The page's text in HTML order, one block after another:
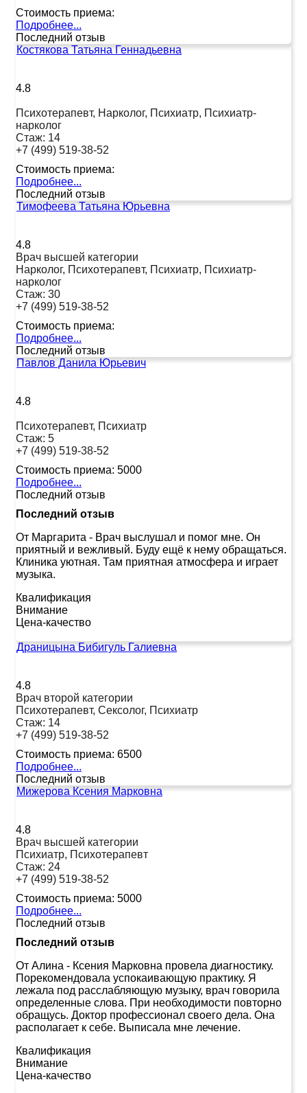
Стоимость приема:
Подробнее...
Последний отзыв
Костякова Татьяна Геннадьевна
4.8
Психотерапевт, Нарколог, Психиатр, Психиатр-
нарколог
Стаж: 14
+7 (499) 519-38-52
Стоимость приема:
Подробнее...
Последний отзыв
Тимофеева Татьяна Юрьевна
4.8
Врач высшей категории
Нарколог, Психотерапевт, Психиатр, Психиатр-
нарколог
Стаж: 30
+7 (499) 519-38-52
Стоимость приема:
Подробнее...
Последний отзыв
Павлов Данила Юрьевич
4.8
Психотерапевт, Психиатр
Стаж: 5
+7 (499) 519-38-52
Стоимость приема: 5000
Подробнее...
Последний отзыв
Последний отзыв
От Маргарита - Врач выслушал и помог мне. Он
приятный и вежливый. Буду ещё к нему обращаться.
Клиника уютная. Там приятная атмосфера и играет
музыка.
Квалификация
Внимание
Цена-качество
Драницына Бибигуль Галиевна
4.8
Врач второй категории
Психотерапевт, Сексолог, Психиатр
Стаж: 14
+7 (499) 519-38-52
Стоимость приема: 6500
Подробнее...
Последний отзыв
Мижерова Ксения Марковна
4.8
Врач высшей категории
Психиатр, Психотерапевт
Стаж: 24
+7 (499) 519-38-52
Стоимость приема: 5000
Подробнее...
Последний отзыв
Последний отзыв
От Алина - Ксения Марковна провела диагностику.
Порекомендовала успокаивающую практику. Я
лежала под расслабляющую музыку, врач говорила
определенные слова. При необходимости повторно
обращусь. Доктор профессионал своего дела. Она
располагает к себе. Выписала мне лечение.
Квалификация
Внимание
Цена-качество